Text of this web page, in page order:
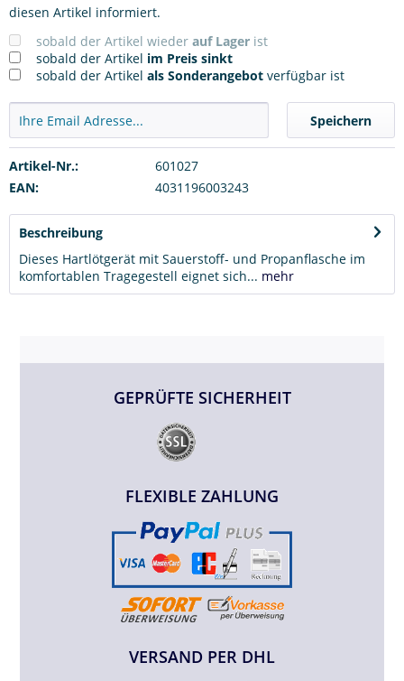
diesen Artikel informiert.
sobald der Artikel wieder auf Lager ist
sobald der Artikel im Preis sinkt
sobald der Artikel als Sonderangebot verfügbar ist
Speichern
Artikel-Nr.:
601027
EAN:
4031196003243
Beschreibung
Dieses Hartlötgerät mit Sauerstoff- und Propanflasche im
komfortablen Tragegestell eignet sich... mehr
GEPRÜFTE SICHERHEIT
FLEXIBLE ZAHLUNG
VERSAND PER DHL